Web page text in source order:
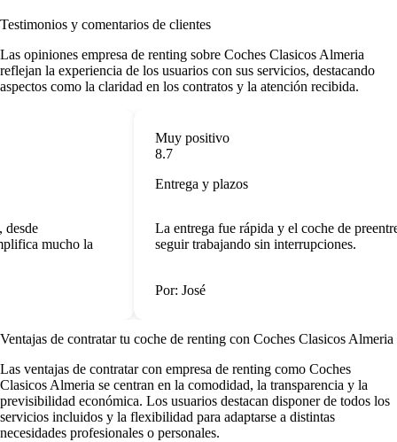
Testimonios y comentarios de clientes
Las opiniones empresa de renting sobre Coches Clasicos Almeria
reflejan la experiencia de los usuarios con sus servicios, destacando
aspectos como la claridad en los contratos y la atención recibida.
mucho la
Muy positivo
8.7
Entrega y plazos
La entrega fue rápida y el coche de
seguir trabajando sin interrupciones.
Por: José
Ventajas de contratar tu coche de renting con Coches Clasicos Almeria
Las ventajas de contratar con empresa de renting como Coches
Clasicos Almeria se centran en la comodidad, la transparencia y la
previsibilidad económica. Los usuarios destacan disponer de todos los
servicios incluidos y la flexibilidad para adaptarse a distintas
necesidades profesionales o personales.